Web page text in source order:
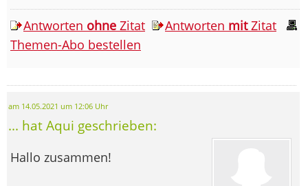
Antworten ohne Zitat Antworten mitZitat
Themen-Abo bestellen
am 14.05.2021 um 12:06 Uhr
... hat Aqui geschrieben:
Hallo zusammen!